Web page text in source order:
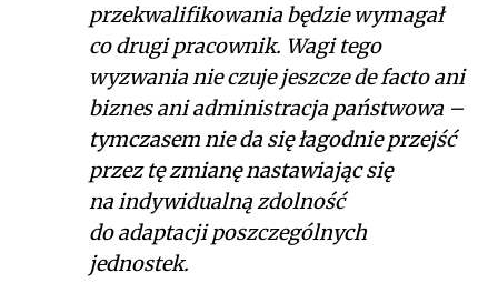
przekwalifikowania będzie wymagał
co drugi pracownik. Wagi tego
wyzwania nie czuje jeszczede factoani
biznes ani administracja państwowa –
tymczasem nie da się łagodnie przejść
przez tę zmianę nastawiając się
na indywidualną zdolność
do adaptacji poszczególnych
jednostek.